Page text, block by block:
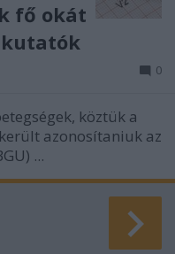
fő okát
0
köztük a
azonosítaniuk az
...